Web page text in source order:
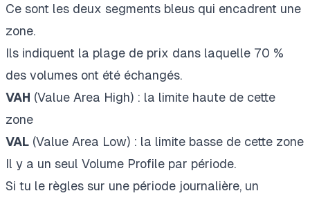
Ce sont les deux segments bleus qui encadrent une
zone.
Ils indiquent la plage de prix dans laquelle 70 %
des volumes ont été échangés.
VAH (Value Area High) : la limite haute de cette
zone
VAL (Value Area Low) : la limite basse de cette zone
Il y a un seul Volume Profile par période.
Si tu le règles sur une période journalière, un